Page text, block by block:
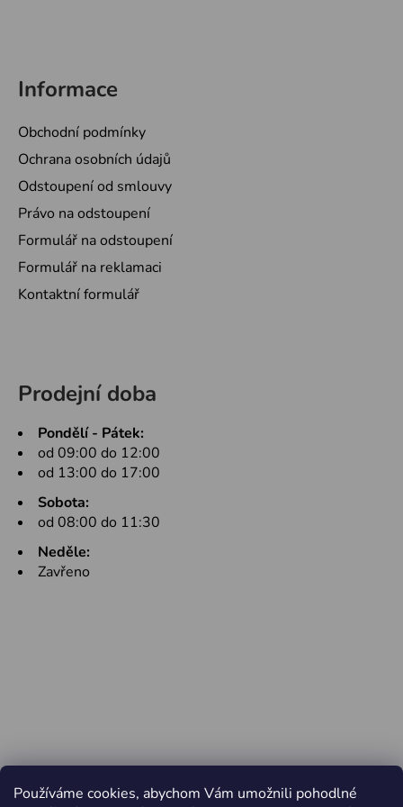
Používáme cookies, abychom Vám umožnili pohodlné
Informace
Obchodní podmínky
Ochrana osobních údajů
Odstoupení od smlouvy
Právo na odstoupení
Formulář na odstoupení
Formulář na reklamaci
Kontaktní formulář
Prodejní doba
Pondělí - Pátek:
od 09:00 do 12:00
od 13:00 do 17:00
Sobota:
od 08:00 do 11:30
Neděle:
Zavřeno